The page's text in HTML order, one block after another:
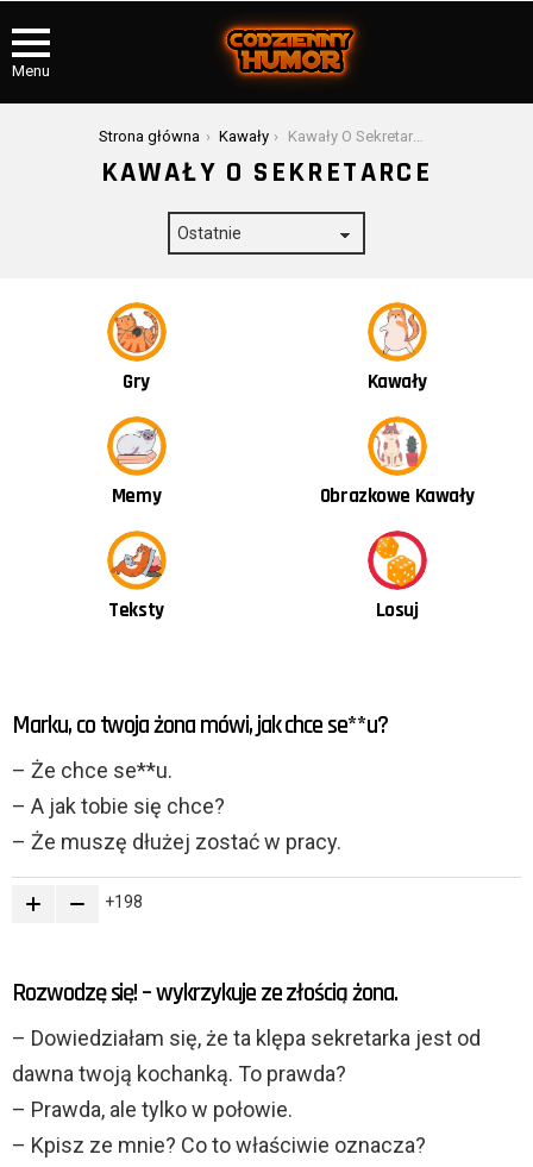
Menu
Strona główna Kawały Kawały O Sekretarce
KAWAŁY O SEKRETARCE
OSTATNIE
TREŚCI
Marku, co twoja żona mówi, jak chce se**u?
– Że chce se**u.
– A jak tobie się chce?
– Że muszę dłużej zostać w pracy.
198
Rozwodzę się! – wykrzykuje ze złością żona.
– Dowiedziałam się, że ta klępa sekretarka jest od
dawna twoją kochanką. To prawda?
– Prawda, ale tylko w połowie.
– Kpisz ze mnie? Co to właściwie oznacza?
Gry Kawały
Memy Obrazkowe Kawały
Teksty Losuj